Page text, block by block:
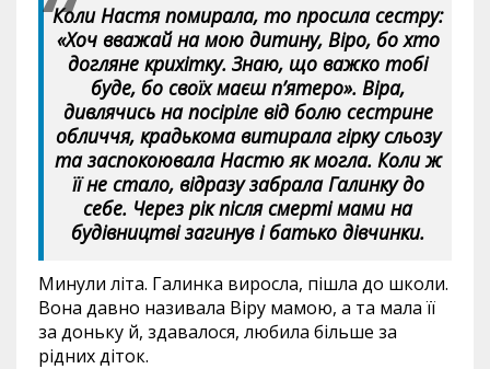
Коли Настя помирала, то просила сестру:
«Хоч вважай на мою дитину, Віро, бо хто
догляне крихітку. Знаю, що важко тобі
буде, бо своїх маєш п’ятеро». Віра,
дивлячись на посіріле від болю сестрине
обличчя, крадькома витирала гірку сльозу
та заспокоювала Настю як могла. Коли ж
її не стало, відразу забрала Галинку до
себе. Через рік після смерті мами на
будівництві загинув і батько дівчинки.
Минули літа. Галинка виросла, пішла до школи.
Вона давно називала Віру мамою, а та мала її
за доньку й, здавалося, любила більше за
рідних діток.